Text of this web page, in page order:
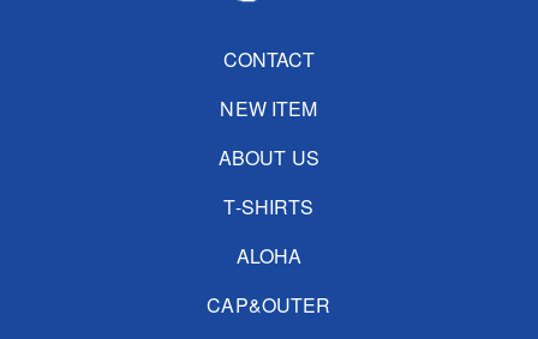
CONTACT
NEW ITEM
ABOUT US
T-SHIRTS
ALOHA
CAP&OUTER